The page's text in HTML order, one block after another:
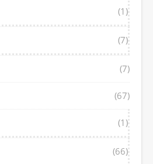
(1)
(7)
(7)
(67)
(1)
(66)